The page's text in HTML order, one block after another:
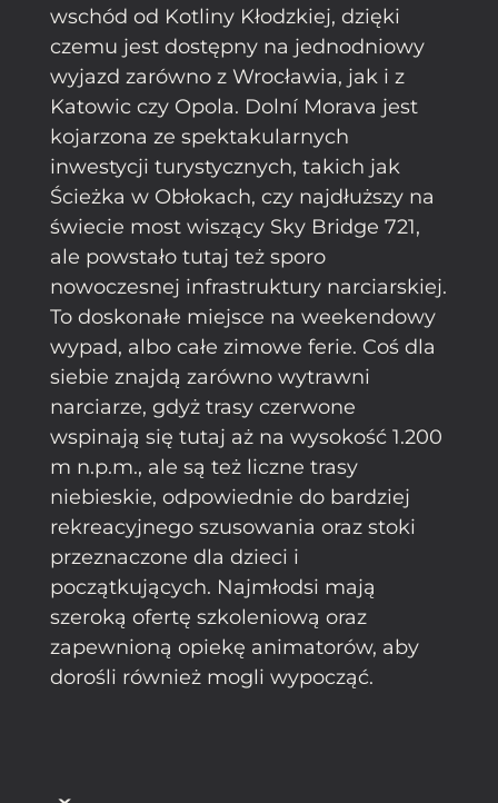
wschód od Kotliny Kłodzkiej, dzięki
czemu jest dostępny na jednodniowy
wyjazd zarówno z Wrocławia, jak i z
Katowic czy Opola. Dolní Morava jest
kojarzona ze spektakularnych
inwestycji turystycznych, takich jak
Ścieżka w Obłokach, czy najdłuższy na
świecie most wiszący Sky Bridge 721,
ale powstało tutaj też sporo
nowoczesnej infrastruktury narciarskiej.
To doskonałe miejsce na weekendowy
wypad, albo całe zimowe ferie. Coś dla
siebie znajdą zarówno wytrawni
narciarze, gdyż trasy czerwone
wspinają się tutaj aż na wysokość 1.200
m n.p.m., ale są też liczne trasy
niebieskie, odpowiednie do bardziej
rekreacyjnego szusowania oraz stoki
przeznaczone dla dzieci i
początkujących. Najmłodsi mają
szeroką ofertę szkoleniową oraz
zapewnioną opiekę animatorów, aby
dorośli również mogli wypocząć.